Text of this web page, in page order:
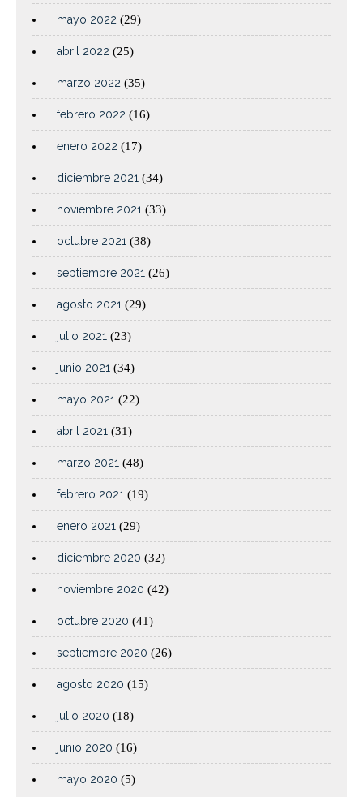
mayo 2022 (29)
abril 2022 (25)
marzo 2022 (35)
febrero 2022 (16)
enero 2022 (17)
diciembre 2021 (34)
noviembre 2021 (33)
octubre 2021 (38)
septiembre 2021 (26)
agosto 2021 (29)
julio 2021 (23)
junio 2021 (34)
mayo 2021 (22)
abril 2021 (31)
marzo 2021 (48)
febrero 2021 (19)
enero 2021 (29)
diciembre 2020 (32)
noviembre 2020 (42)
octubre 2020 (41)
septiembre 2020 (26)
agosto 2020 (15)
julio 2020 (18)
junio 2020 (16)
mayo 2020 (5)